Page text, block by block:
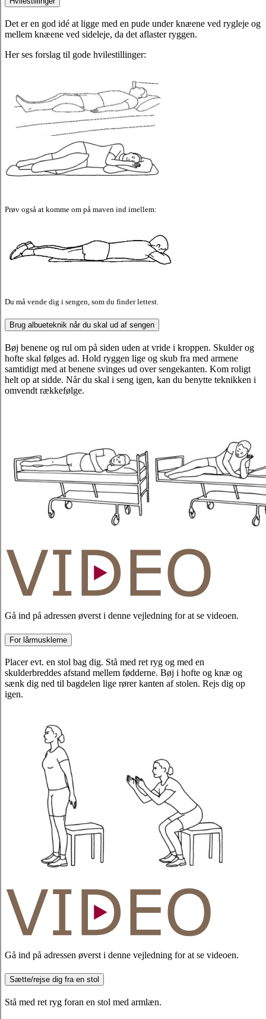
Det er en god idé at ligge med en pude under knæene ved rygleje og
mellem knæene ved sideleje, da det aflaster ryggen.
Her ses forslag til gode hvilestillinger:
Prøv også at komme om på maven ind imellem:
Du må vende dig i sengen, som du finder lettest.
Brug albueteknik når du skal ud af sengen
Bøj benene og rul om på siden uden at vride i kroppen. Skulder og
hofte skal følges ad. Hold ryggen lige og skub fra med armene
samtidigt med at benene svinges ud over sengekanten. Kom roligt
helt op at sidde. Når du skal i seng igen, kan du benytte teknikken i
omvendt rækkefølge.
Gå ind på adressen øverst i denne vejledning for at se videoen.
For lårmusklerne
Placer evt. en stol bag dig. Stå med ret ryg og med en
skulderbreddes afstand mellem fødderne. Bøj i hofte og knæ og
sænk dig ned til bagdelen lige rører kanten af stolen. Rejs dig op
igen.
Gå ind på adressen øverst i denne vejledning for at se videoen.
Sætte/rejse dig fra en stol
Stå med ret ryg foran en stol med armlæn.